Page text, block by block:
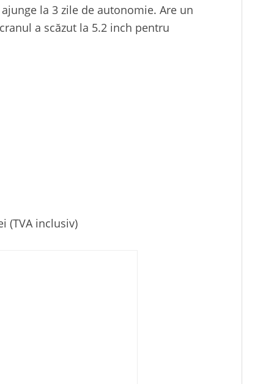
la 3 zile de autonomie. Are un
a scăzut la 5.2 inch pentru
(TVA inclusiv)